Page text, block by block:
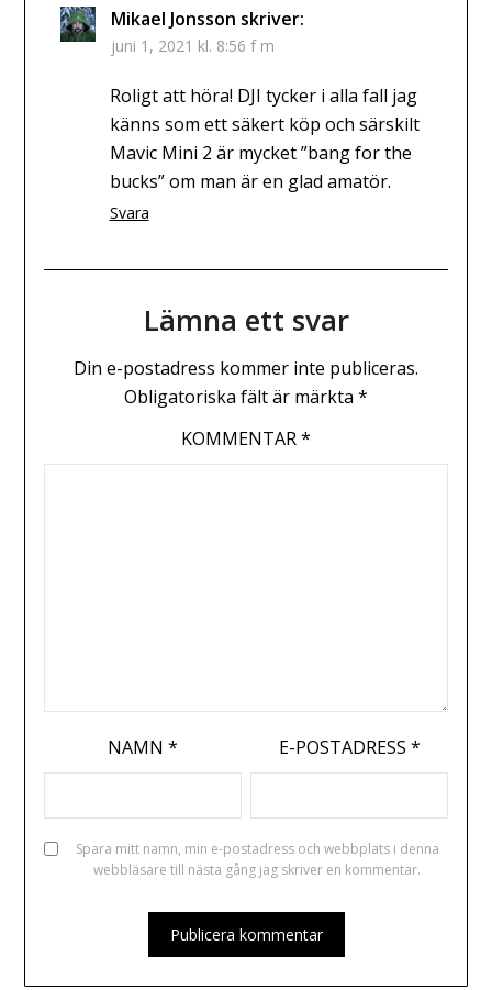
Mikael Jonsson skriver:
juni 1, 2021 kl. 8:56 f m
Roligt att höra! DJI tycker i alla fall jag
känns som ett säkert köp och särskilt
Mavic Mini 2 är mycket ”bang for the
bucks” om man är en glad amatör.
Svara
Lämna ett svar
Din e-postadress kommer inte publiceras.
Obligatoriska fält är märkta *
KOMMENTAR*
NAMN * E-POSTADRESS *
Spara mitt namn, min e-postadress och webbplats i denna
webbläsare till nästa gång jag skriver en kommentar.